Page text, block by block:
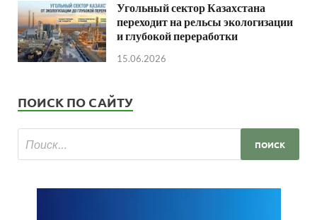
Угольный сектор Казахстана
переходит на рельсы экологизации
и глубокой переработки
15.06.2026
ПОИСК ПО САЙТУ